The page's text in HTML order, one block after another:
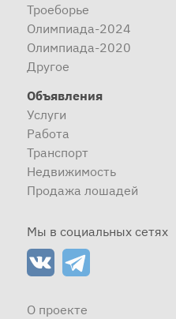
Троеборье
Олимпиада-2024
Олимпиада-2020
Другое
Объявления
Услуги
Работа
Транспорт
Недвижимость
Продажа лошадей
Мы в социальных сетях
О проекте